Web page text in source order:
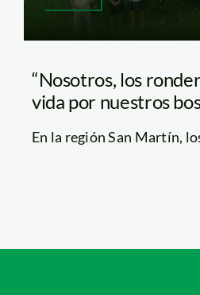
“Nosotros, los
vida por nuestros
En la región San Martín,